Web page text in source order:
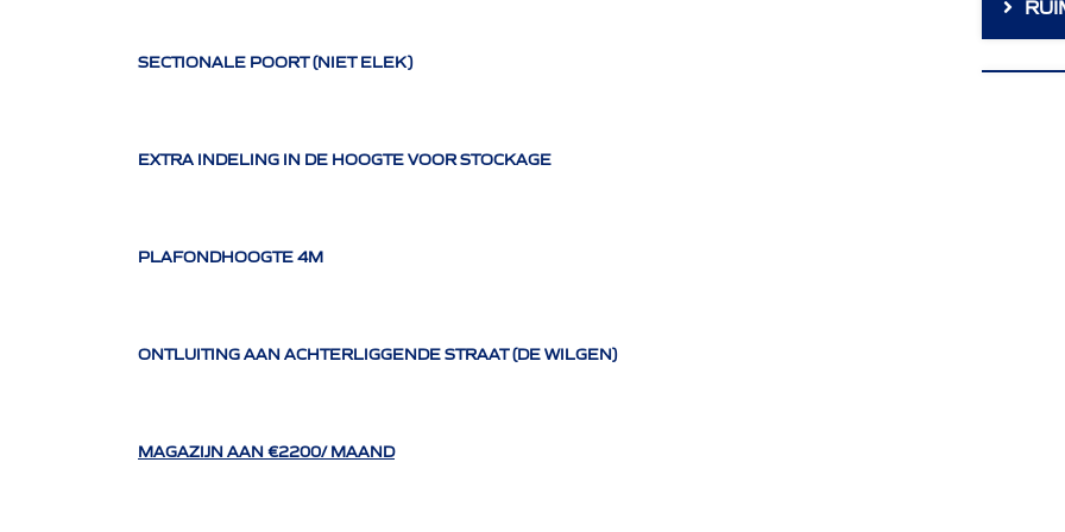
SECTIONALE POORT (NIET ELEK)
EXTRA INDELING IN DE HOOGTE VOOR STOCKAGE
PLAFONDHOOGTE 4M
ONTLUITING AAN ACHTERLIGGENDE STRAAT (DE WILGEN)
MAGAZIJN AAN €2200/ MAAND